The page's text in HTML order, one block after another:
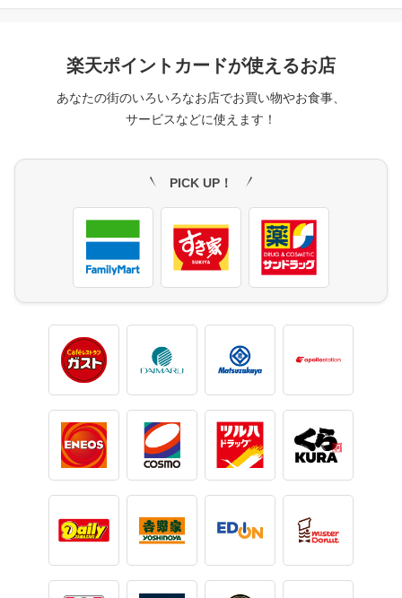
楽天ポイントカードが使えるお店
あなたの街のいろいろなお店でお買い物やお食事、
サービスなどに使えます！
PICK UP！